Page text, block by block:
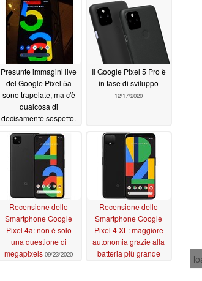
Presunte immagini live
del Google Pixel 5a
sono trapelate, ma c'è
qualcosa di
decisamente sospetto.
Il Google Pixel 5 Pro è
in fase di sviluppo
12/17/2020
Recensione dello
Smartphone Google
Pixel 4a: non è solo
una questione di
megapixels 09/23/2020
Recensione dello
Smartphone Google
Pixel 4 XL: maggiore
autonomia grazie alla
batteria più grande